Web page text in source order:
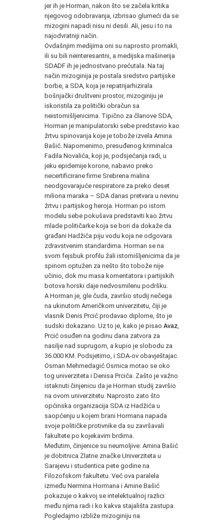
jer ih je Horman, nakon što se začela kritika
njegovog odobravanja, izbrisao glumeći da se
mizogini napadi nisu ni desili. Ali, jesu i to na
najodvratniji način.
Ovdašnjim medijima oni su naprosto promakli,
ili su bili neinteresantni, a medijska mašinerija
SDADF ih je jednostvano prećutala. Na taj
način mizoginija je postala sredstvo partijske
borbe, a SDA, koja je repatrijarhizirala
bošnjački društveni prostor, mizoginiju je
iskoristila za politički obračun sa
neistomišljenicima. Tipično za članove SDA,
Horman je manipulatorski sebe predstavio kao
žrtvu spinovanja koje je tobože izvela Amina
Bašić. Napomenimo, presuđenog kriminalca
Fadila Novalića, koji je, podsjećanja radi, u
jeku epidemije korone, nabavio preko
necertificirane firme Srebrena malina
neodgovarajuće respiratore za preko deset
miliona maraka – SDA danas pretvara u nevinu
žrtvu i partijskog heroja. Horman po istom
modelu sebe pokušava predstaviti kao žrtvu
mlade političarke koja se bori da dokaže da
građani Hadžića piju vodu koja ne odgovara
zdravstvenim standardima. Horman se na
svom fejsbuk profilu žali istomišljenicima da je
spinom optužen za nešto što tobože nije
učinio, dok mu masa komentatora i partijskih
botova horski daje nedvosmilenu podršku.
A Horman je, gle čuda, završio studij nečega
na ukinutom Američkom univerzitetu, čiji je
vlasnik Denis Prcić prodavao diplome, što je
sudski dokazano. Uz to je, kako je pisao Avaz
Prcić osuđen na godinu dana zatvora za
nasilje nad suprugom, a kupio je slobodu za
36.000 KM. Podsjetimo, i SDA-ov obavještajac
Osman Mehmedagić Osmica motao se oko
tog univerziteta i Denisa Prcića. Zašto je važno
istaknuti činjenicu da je Horman studij završio
na ovom univerzitetu. Naprosto zato što
općinska organizacija SDA iz Hadžića u
saopćenju u kojem brani Hormana napada
svoje političke protivnike da su završavali
fakultete po kojekavim brdima.
Međutim, činjenice su neumoljive: Amina Bašić
je dobitnica Zlatne značke Univerziteta u
Sarajevu i studentica pete godine na
Filozofskom fakultetu. Već ova paralela
između Nermina Hormana i Amine Bašić
pokazuje o kakvoj se intelektualnoj razlici
među njima radi i ko kakva stajališta zastupa.
Pogledajmo izbliže mizoginiju na